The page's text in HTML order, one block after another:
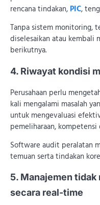
rencana tindakan, PIC,
Tanpa sistem monitoring,
diselesaikan atau kembali
berikutnya.
4. Riwayat kondisi
Perusahaan perlu
kali mengalami masalah
untuk mengevaluasi
pemeliharaan, kompetensi
Software audit peralatan
temuan serta tindakan
5. Manajemen
secara real-time